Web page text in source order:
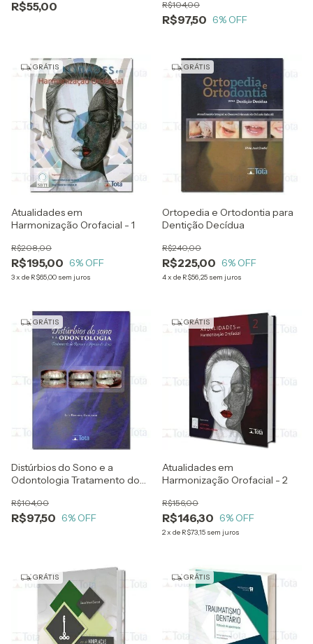
R$55,00
R$97,50
R$104,00
6% OFF
GRÁTIS
Atualidades em
Harmonização Orofacial - 1
R$195,00
R$208,00
6% OFF
3x de R$65,00 sem juros
GRÁTIS
Ortopedia e Ortodontia para
Dentição Decídua
R$225,00
R$240,00
6% OFF
4x de R$56,25 sem juros
GRÁTIS
Distúrbios do Sono e a
Odontologia Tratamento do
R$97,50
R$104,00
6% OFF
GRÁTIS
Atualidades em
Harmonização Orofacial - 2
R$146,30
R$156,00
6% OFF
2x de R$73,15 sem juros
GRÁTIS GRÁTIS